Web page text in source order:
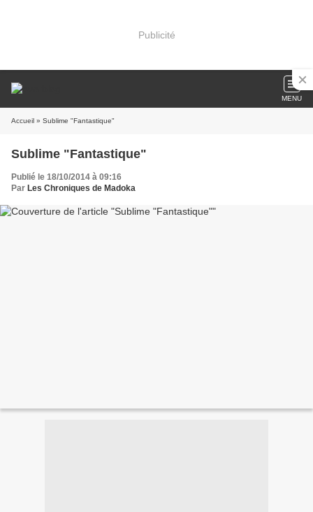
Publicité
MENU
Accueil » Sublime "Fantastique"
Sublime "Fantastique"
Publié le 18/10/2014 à 09:16
Par Les Chroniques de Madoka